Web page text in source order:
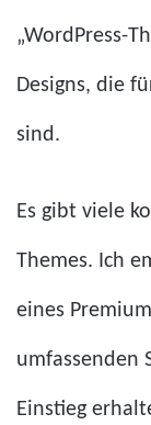
„WordPress-
Designs, die
sind.
Es gibt viele
Themes. Ich
eines
umfassenden
Einstieg